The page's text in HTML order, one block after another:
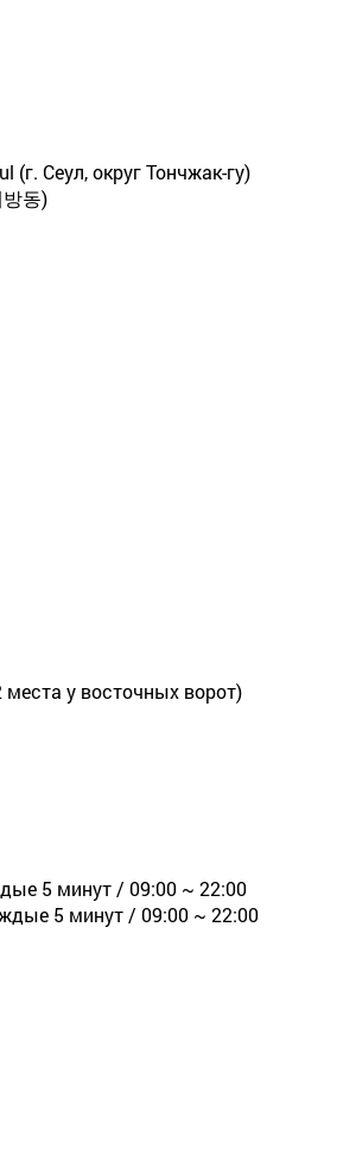
(г. Сеул, округ Тончжак-гу)
동)
у восточных ворот)
5 минут / 09:00 ~ 22:00
5 минут / 09:00 ~ 22:00